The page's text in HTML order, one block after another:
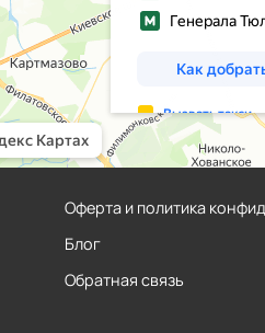
Оферта и политика
Блог
Обратная связь